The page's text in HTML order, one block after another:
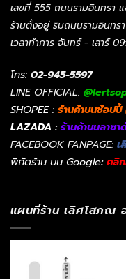
เลขที่ 555 ถนนรามอินทรา
ร้านตั้งอยู่ ริมถนนรามอินทร
เวลาทำการ จันทร์ - เสาร์
โทร: 02-945-5597
LINE OFFICIAL:
SHOPEE : ร้านค้าบนช้อปปี้
LAZADA :ร้านค้าบนลาซ
FACEBOOK FANPAGE: เ
พิกัดร้าน บน Google: คลิ
แผนที่ร้าน เลิศโสภณ